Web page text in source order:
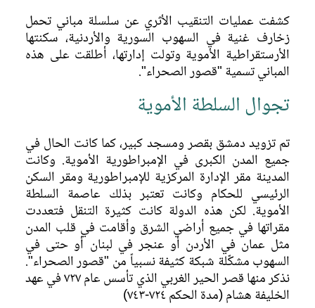
عمارة تذكاريّة
الزخرفة الأمويّة
الأوابد الأثرية والمدونات التاريخية
كشفت عمليات التنقيب الأثري عن سلسلة مباني تحمل
زخارف غنية في السهوب السورية والأردنية، سكنتها
الأرستقراطية الأموية وتولت إدارتها، أطلقت على هذه
المباني تسمية "قصور الصحراء".
تجوال السلطة الأموية
تم تزويد دمشق بقصر ومسجد كبير، كما كانت الحال في
جميع المدن الكبرى في الإمبراطورية الأموية. وكانت
المدينة مقر الإدارة المركزية للإمبراطورية ومقر السكن
الرئيسي للحكام وكانت تعتبر بذلك عاصمة السلطة
الأموية. لكن هذه الدولة كانت كثيرة التنقل فتعددت
مقراتها في جميع أراضي الشرق وأقامت في قلب المدن
مثل عمان في الأردن أو عنجر في لبنان أو حتى في
السهوب مشكّلة شبكة كثيفة نسبياً من "قصور الصحراء".
نذكر منها قصر الحير الغربي الذي تأسس عام ٧٢٧ في عهد
الخليفة هشام (مدة الحكم ٧٢٤-٧٤٣)